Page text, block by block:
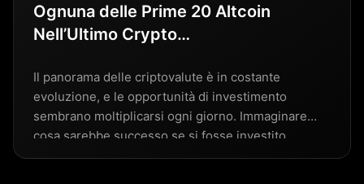
Ognuna delle Prime 20 Altcoin
Nell’Ultimo Crypto…
Il panorama delle criptovalute è in costante
evoluzione, e le opportunità di investimento
sembrano moltiplicarsi ogni giorno. Immaginare
cosa sarebbe successo se si fosse investito…